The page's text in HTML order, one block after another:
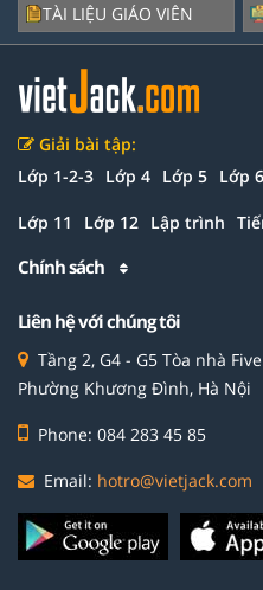
TÀI LIỆU GIÁO VIÊN
Giải bài tập:
Lớp 1-2-3 Lớp 4 Lớp 5 Lớp 6
Lớp 11 Lớp 12 Lập trình
Chính sách
Liên hệ với chúng tôi
Tầng 2, G4 - G5 Tòa nhà
Phường Khương Đình, Hà Nội
Phone: 084 283 45 85
Email: hotro@vietjack.com